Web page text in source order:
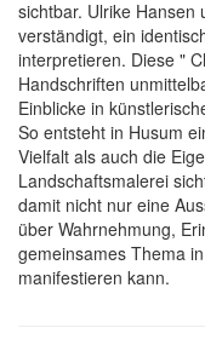
sichtbar. Ulrike Hansen
verständigt, ein
interpretieren. Diese "
Handschriften
Einblicke in
So entsteht in Husum
Vielfalt als auch die
Landschaftsmalerei
damit nicht nur eine
über Wahrnehmung,
gemeinsames Thema
manifestieren kann.